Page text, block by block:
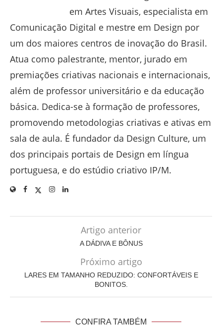
em Artes Visuais, especialista em
Comunicação Digital e mestre em Design por
um dos maiores centros de inovação do Brasil.
Atua como palestrante, mentor, jurado em
premiações criativas nacionais e internacionais,
além de professor universitário e da educação
básica. Dedica-se à formação de professores,
promovendo metodologias criativas e ativas em
sala de aula. É fundador da Design Culture, um
dos principais portais de Design em língua
portuguesa, e do estúdio criativo IP/M.
Artigo anterior
A DÁDIVA E BÔNUS
Próximo artigo
LARES EM TAMANHO REDUZIDO: CONFORTÁVEIS E
BONITOS.
CONFIRA TAMBÉM